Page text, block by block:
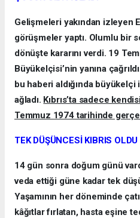
Gelişmeleri yakından izleyen
görüşmeler yaptı. Olumlu bir
dönüşte kararını verdi. 19
Büyükelçisi’nin yanına
bu haberi aldığında
ağladı. Kıbrıs’ta sadece
Temmuz 1974 tarihinde
TEK DÜŞÜNCESİ KIBRIS OLDU
14 gün sonra doğum günü
veda ettiği güne kadar tek
Yaşamının her döneminde
kâğıtlar fırlatan, hasta eşine